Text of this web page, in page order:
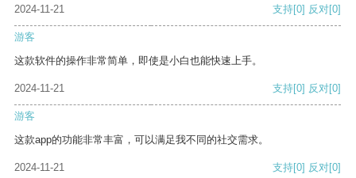
2024-11-21 支持[0] 反对[0]
游客
这款软件的操作非常简单，即使是小白也能快速上手。
2024-11-21 支持[0] 反对[0]
游客
这款app的功能非常丰富，可以满足我不同的社交需求。
2024-11-21 支持[0] 反对[0]